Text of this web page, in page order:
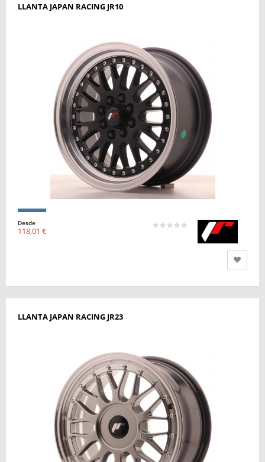
LLANTA JAPAN RACING JR10
Desde
118,01 €
LLANTA JAPAN RACING JR23